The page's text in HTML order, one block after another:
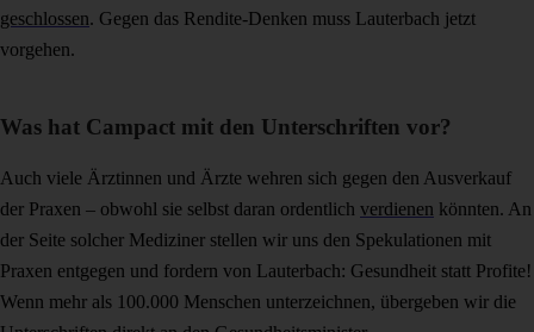
geschlossen. Gegen das Rendite-Denken muss Lauterbach jetzt
vorgehen.
Was hat Campact mit den Unterschriften vor?
Auch viele Ärztinnen und Ärzte wehren sich gegen den Ausverkauf
der Praxen – obwohl sie selbst daran ordentlich verdienen könnten. An
der Seite solcher Mediziner stellen wir uns den Spekulationen mit
Praxen entgegen und fordern von Lauterbach: Gesundheit statt Profite!
Wenn mehr als 100.000 Menschen unterzeichnen, übergeben wir die